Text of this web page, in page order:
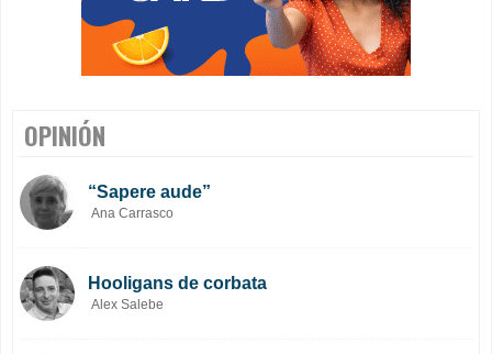
OPINIÓN
“Sapere aude”
Ana Carrasco
Hooligans de corbata
Alex Salebe